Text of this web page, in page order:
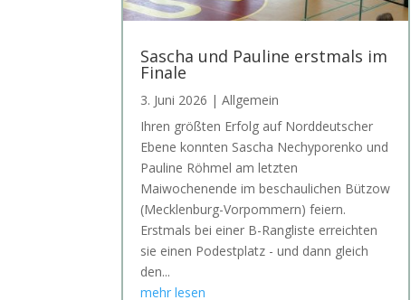
Sascha und Pauline erstmals im
Finale
3. Juni 2026 |Allgemein
Ihren größten Erfolg auf Norddeutscher
Ebene konnten Sascha Nechyporenko und
Pauline Röhmel am letzten
Maiwochenende im beschaulichen Bützow
(Mecklenburg-Vorpommern) feiern.
Erstmals bei einer B-Rangliste erreichten
sie einen Podestplatz - und dann gleich
den...
mehr lesen